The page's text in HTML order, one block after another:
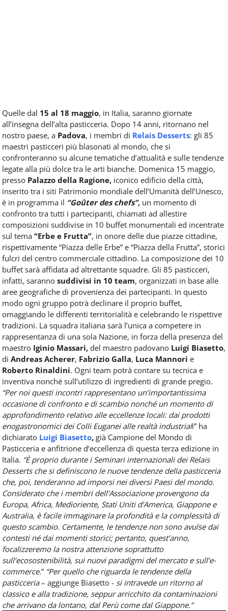
Quelle dal 15 al 18 maggio, in Italia, saranno giornate
all’insegna dell’alta pasticceria. Dopo 14 anni, ritornano nel
nostro paese, a Padova, i membri di Relais Desserts: gli 85
maestri pasticceri più blasonati al mondo, che si
confronteranno su alcune tematiche d’attualità e sulle tendenze
legate alla più dolce tra le arti bianche. Domenica 15 maggio,
presso Palazzo della Ragione, iconico edificio della città,
inserito tra i siti Patrimonio mondiale dell’Umanità dell’Unesco,
è in programma il “Goûter des chefs”, un momento di
confronto tra tutti i partecipanti, chiamati ad allestire
composizioni suddivise in 10 buffet monumentali ed incentrate
sul tema “Erbe e Frutta”, in onore delle due piazze cittadine,
rispettivamente “Piazza delle Erbe” e “Piazza della Frutta”, storici
fulcri del centro commerciale cittadino. La composizione dei 10
buffet sarà affidata ad altrettante squadre. Gli 85 pasticceri,
infatti, saranno suddivisi in 10 team, organizzati in base alle
aree geografiche di provenienza dei partecipanti. In questo
modo ogni gruppo potrà declinare il proprio buffet,
omaggiando le differenti territorialità e celebrando le rispettive
tradizioni. La squadra italiana sarà l’unica a competere in
rappresentanza di una sola Nazione, in forza della presenza del
maestro Iginio Massari, del maestro padovano Luigi Biasetto,
di Andreas Acherer, Fabrizio Galla, Luca Mannori e
Roberto Rinaldini. Ogni team potrà contare su tecnica e
inventiva nonché sull’utilizzo di ingredienti di grande pregio.
“Per noi questi incontri rappresentano un’importantissima
occasione di confronto e di scambio nonché un momento di
approfondimento relativo alle eccellenze locali: dai prodotti
enogastronomici dei Colli Euganei alle realtà industriali” ha
dichiarato Luigi Biasetto, già Campione del Mondo di
Pasticceria e anfitrione d’eccellenza di questa terza edizione in
Italia. “È proprio durante i Seminari internazionali dei Relais
Desserts che si definiscono le nuove tendenze della pasticceria
che, poi, tenderanno ad imporsi nei diversi Paesi del mondo.
Considerato che i membri dell’Associazione provengono da
Europa, Africa, Medioriente, Stati Uniti d’America, Giappone e
Australia, è facile immaginare la profondità e la complessità di
questo scambio. Certamente, le tendenze non sono avulse dai
contesti né dai momenti storici; pertanto, quest’anno,
focalizzeremo la nostra attenzione soprattutto
sull’ecosostenibilità, sui nuovi paradigmi del mercato e sull’e-
commerce.” “Per quello che riguarda le tendenze della
pasticceria– aggiunge Biasetto - si intravede un ritorno al
classico e alla tradizione, seppur arricchito da contaminazioni
che arrivano da lontano, dal Perù come dal Giappone.”